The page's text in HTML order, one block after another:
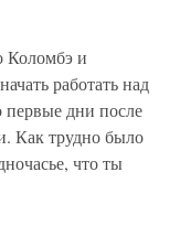
Коломбэ и
работать над
первые дни после
Как трудно было
что ты